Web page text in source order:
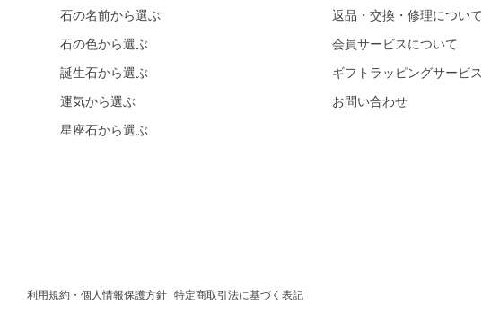
ブラックマトリックスオパール
イエローオパール
ドラゴンアイ
オブシディアン各種
ゴールデンオブシディアン
石の名前から選ぶ
石の色から選ぶ
誕生石から選ぶ
運気から選ぶ
星座石から選ぶ
返品・交換・修理について
会員サービスについて
ギフトラッピングサービス
お問い合わせ
利用規約・個人情報保護方針 特定商取引法に基づく表記